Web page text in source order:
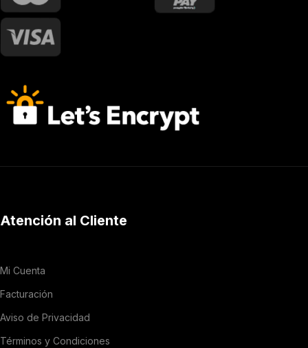
Atención al Cliente
Mi Cuenta
Facturación
Aviso de Privacidad
Términos y Condiciones